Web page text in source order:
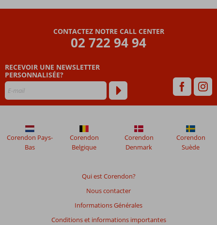
plus
de
ne
plus
affichés
afin
CONTACTEZ NOTRE CALL CENTER
02 722 94 94
RECEVOIR UNE NEWSLETTER
PERSONNALISÉE?
Qui est Corendon?
Nous contacter
Informations Générales
Conditions et informations importantes
Corendon Pays-
Bas
Corendon
Belgique
Corendon
Denmark
Corendon
Suède